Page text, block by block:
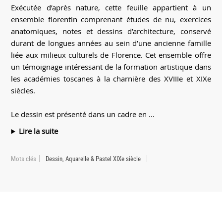
Exécutée d’après nature, cette feuille appartient à un
ensemble florentin comprenant études de nu, exercices
anatomiques, notes et dessins d’architecture, conservé
durant de longues années au sein d’une ancienne famille
liée aux milieux culturels de Florence. Cet ensemble offre
un témoignage intéressant de la formation artistique dans
les académies toscanes à la charnière des XVIIIe et XIXe
siècles.
Le dessin est présenté dans un cadre en ...
Lire la suite
Mots clés Dessin, Aquarelle & Pastel XIXe siècle